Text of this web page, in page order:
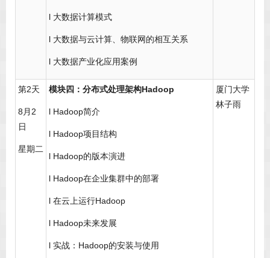
l 大数据计算模式
l 大数据与云计算、物联网的相互关系
l 大数据产业化应用案例
第2天
8月2
日
星期二
模块四：分布式处理架构Hadoop
l Hadoop简介
l Hadoop项目结构
l Hadoop的版本演进
l Hadoop在企业集群中的部署
l 在云上运行Hadoop
l Hadoop未来发展
l 实战：Hadoop的安装与使用
厦门大学
林子雨